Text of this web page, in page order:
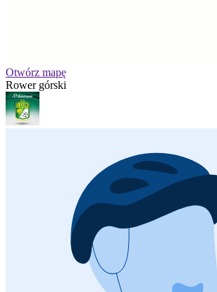
Otwórz mapę
Rower górski